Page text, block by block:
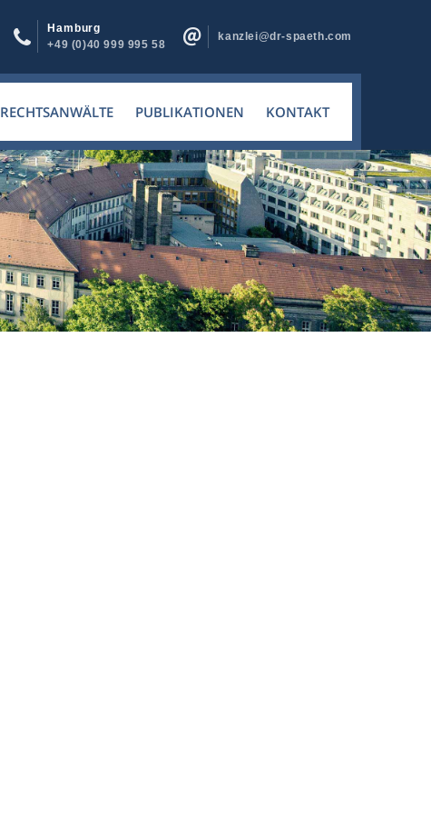
Hamburg
+49 (0)40 999 995 58
kanzlei@dr-spaeth.com
RECHTSANWÄLTE PUBLIKATIONEN KONTAKT